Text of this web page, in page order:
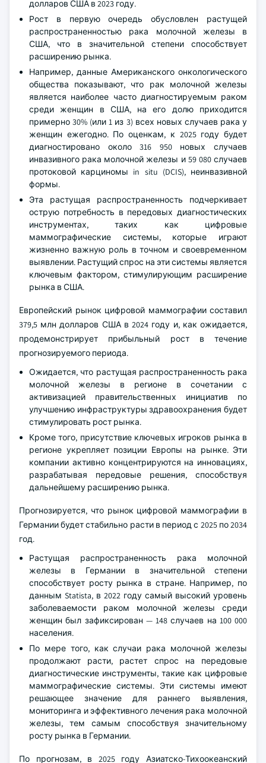
точной диагностике также способствует росту рынка.
Рынок США оценивался в 485,2 млн долларов США и
528,1 млн долларов США в 2021 и 2022 годах
соответственно. В 2024 году объем рынка достиг 630,5
млн долларов США по сравнению с 576,2 млн
долларов США в 2023 году.
Рост в первую очередь обусловлен растущей
распространенностью рака молочной железы в
США, что в значительной степени способствует
расширению рынка.
Например, данные Американского онкологического
общества показывают, что рак молочной железы
является наиболее часто диагностируемым раком
среди женщин в США, на его долю приходится
женщин ежегодно. По оценкам, к 2025 году будет
диагностировано около 316 950 новых случаев
инвазивного рака молочной железы и 59 080 случаев
протоковой карциномы in situ (DCIS), неинвазивной
формы.
Эта растущая распространенность подчеркивает
острую потребность в передовых диагностических
маммографические системы, которые играют
жизненно важную роль в точном и своевременном
выявлении. Растущий спрос на эти системы является
ключевым фактором, стимулирующим расширение
рынка в США.
Европейский рынок цифровой маммографии составил
379,5 млн долларов США в 2024 году и, как ожидается,
продемонстрирует прибыльный рост в течение
прогнозируемого периода.
Ожидается, что растущая распространенность рака
молочной железы в регионе в сочетании с
активизацией правительственных инициатив по
улучшению инфраструктуры здравоохранения будет
стимулировать рост рынка.
Кроме того, присутствие ключевых игроков рынка в
регионе укрепляет позиции Европы на рынке. Эти
разрабатывая передовые решения, способствуя
дальнейшему расширению рынка.
Прогнозируется, что рынок цифровой маммографии в
Германии будет стабильно расти в период с 2025 по 2034
год.
Растущая распространенность рака молочной
способствует росту рынка в стране. Например, по
данным Statista, в 2022 году самый высокий уровень
заболеваемости раком молочной железы среди
женщин был зафиксирован — 148 случаев на 100 000
населения.
По мере того, как случаи рака молочной железы
продолжают расти, растет спрос на передовые
маммографические системы. Эти системы имеют